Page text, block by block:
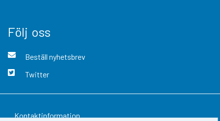
Följ oss
Beställ nyhetsbrev
Twitter
Kontaktinformation